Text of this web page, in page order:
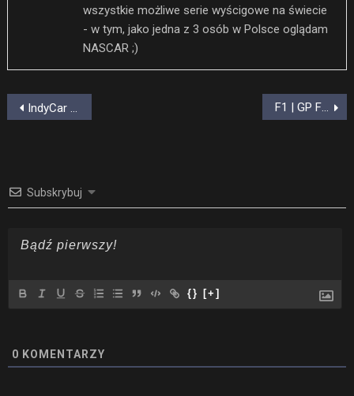
wszystkie możliwe serie wyścigowe na świecie
- w tym, jako jedna z 3 osób w Polsce oglądam
NASCAR ;)
Nawigacja
wpisu
IndyCar | Rossi całkowicie zdominował rywalizację na Road America! F1 | GP Francji – wynik wyścigu
Subskrybuj
{} [+]
0 KOMENTARZY